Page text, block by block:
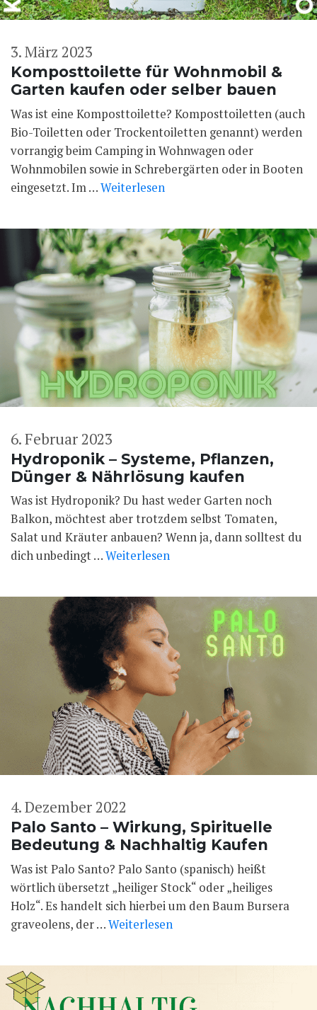
Komposttoilette für Wohnmobil &
Garten kaufen oder selber bauen
3. März 2023
Was ist eine Komposttoilette? Komposttoiletten (auch
Bio-Toiletten oder Trockentoiletten genannt) werden
vorrangig beim Camping in Wohnwagen oder
Wohnmobilen sowie in Schrebergärten oder in Booten
eingesetzt. Im …Weiterlesen
Hydroponik – Systeme, Pflanzen,
Dünger & Nährlösung kaufen
6. Februar 2023
Was ist Hydroponik? Du hast weder Garten noch
Balkon, möchtest aber trotzdem selbst Tomaten,
Salat und Kräuter anbauen? Wenn ja, dann solltest du
dich unbedingt …Weiterlesen
Palo Santo – Wirkung, Spirituelle
Bedeutung & Nachhaltig Kaufen
4. Dezember 2022
Was ist Palo Santo? Palo Santo (spanisch) heißt
wörtlich übersetzt „heiliger Stock“ oder „heiliges
Holz“. Es handelt sich hierbei um den Baum Bursera
graveolens, der …Weiterlesen